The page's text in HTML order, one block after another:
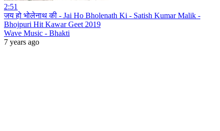
2:51
जय हो भोलेनाथ की - Jai Ho Bholenath Ki - Satish Kumar Malik -
Bhojpuri Hit Kawar Geet 2019
Wave Music - Bhakti
7 years ago